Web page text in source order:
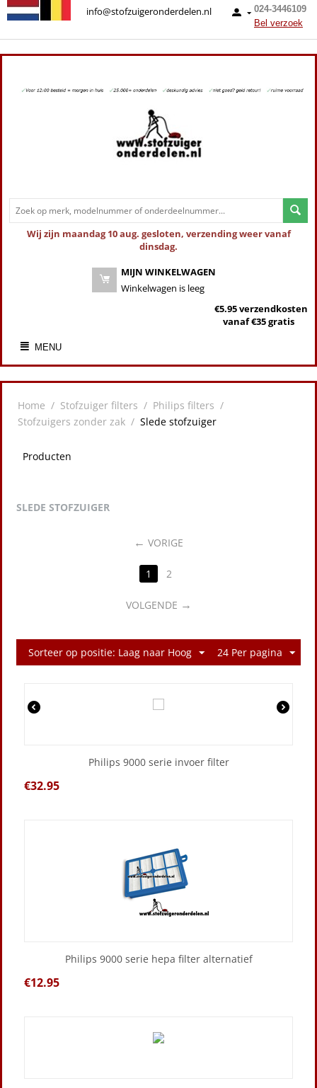
024-3446109
Bel verzoek
info@stofzuigeronderdelen.nl
Wij zijn maandag 10 aug. gesloten, verzending weer vanaf
dinsdag.
MIJN WINKELWAGEN
Winkelwagen is leeg
€5.95 verzendkosten
vanaf €35 gratis
MENU
Home / Stofzuiger filters / Philips filters /
Stofzuigers zonder zak / Slede stofzuiger
Producten
SLEDE STOFZUIGER
VORIGE
1 2
VOLGENDE
Sorteer op positie: Laag naar Hoog 24 Per pagina
Philips 9000 serie invoer filter
€32.95
Philips 9000 serie hepa filter alternatief
€12.95